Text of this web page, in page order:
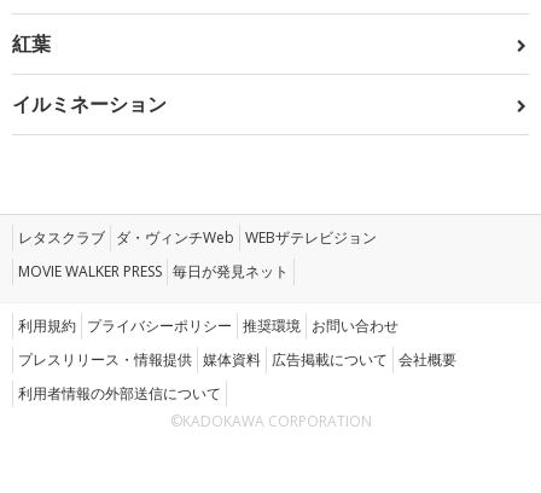
紅葉
イルミネーション
レタスクラブ ダ・ヴィンチWeb WEBザテレビジョン
MOVIE WALKER PRESS 毎日が発見ネット
利用規約 プライバシーポリシー 推奨環境 お問い合わせ
プレスリリース・情報提供 媒体資料 広告掲載について 会社概要
利用者情報の外部送信について
©KADOKAWA CORPORATION